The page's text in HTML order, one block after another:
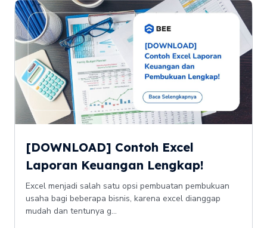
[DOWNLOAD] Contoh Excel
Laporan Keuangan Lengkap!
Excel menjadi salah satu opsi pembuatan pembukuan
usaha bagi beberapa bisnis, karena excel dianggap
mudah dan tentunya g...